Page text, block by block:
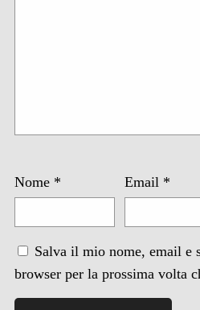
Nome * Email *
Salva il mio nome, email e
browser per la prossima volta